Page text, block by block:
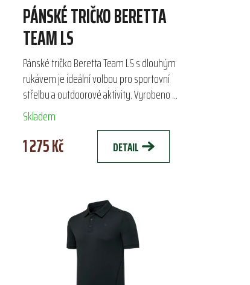
PÁNSKÉ TRIČKO BERETTA
TEAM LS
Pánské tričko Beretta Team LS s dlouhým
rukávem je ideální volbou pro sportovní
střelbu a outdoorové aktivity. Vyrobeno z
kvalitního bavlněného žerzeje o gramáži
180 g,...
Skladem
1 275 Kč DETAIL